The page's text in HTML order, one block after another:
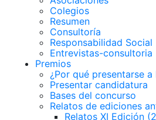
Colegios
Resumen
Consultoría
Responsabilidad Social
Entrevistas-consultoria
Premios
¿Por qué presentarse a
Presentar candidatura
Bases del concurso
Relatos de ediciones
Relatos XI Edición